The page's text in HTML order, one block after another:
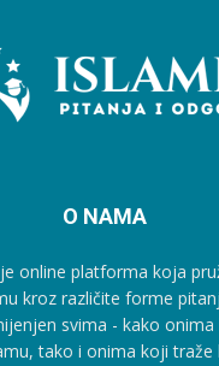
O NAMA
online platforma koja
kroz različite forme
svima - kako
tako i onima koji traže